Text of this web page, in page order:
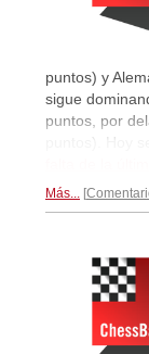
puntos) y
sigue
puntos, por
puntos). Hoy
Más...